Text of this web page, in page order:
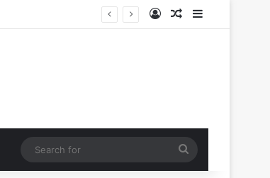
Log InRandom Article
Sidebar
for